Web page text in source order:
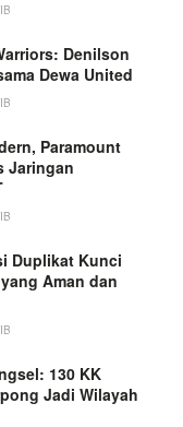
Denilson
Dewa United
Paramount
Jaringan
Duplikat Kunci
Aman dan
130 KK
Jadi Wilayah